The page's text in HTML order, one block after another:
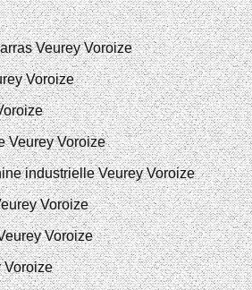
Veurey Voroize
Voroize
Veurey Voroize
industrielle Veurey Voroize
Voroize
Voroize
Voroize